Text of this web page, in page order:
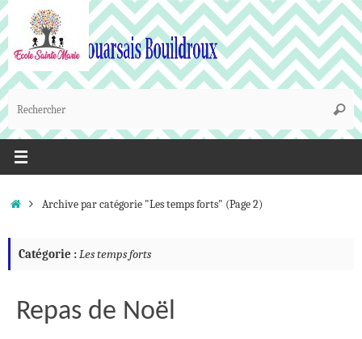
Passer
au
contenu
:
AccueilArchive par catégorie "Les temps forts" (Page 2)
Catégorie :Les temps forts
Repas de Noël